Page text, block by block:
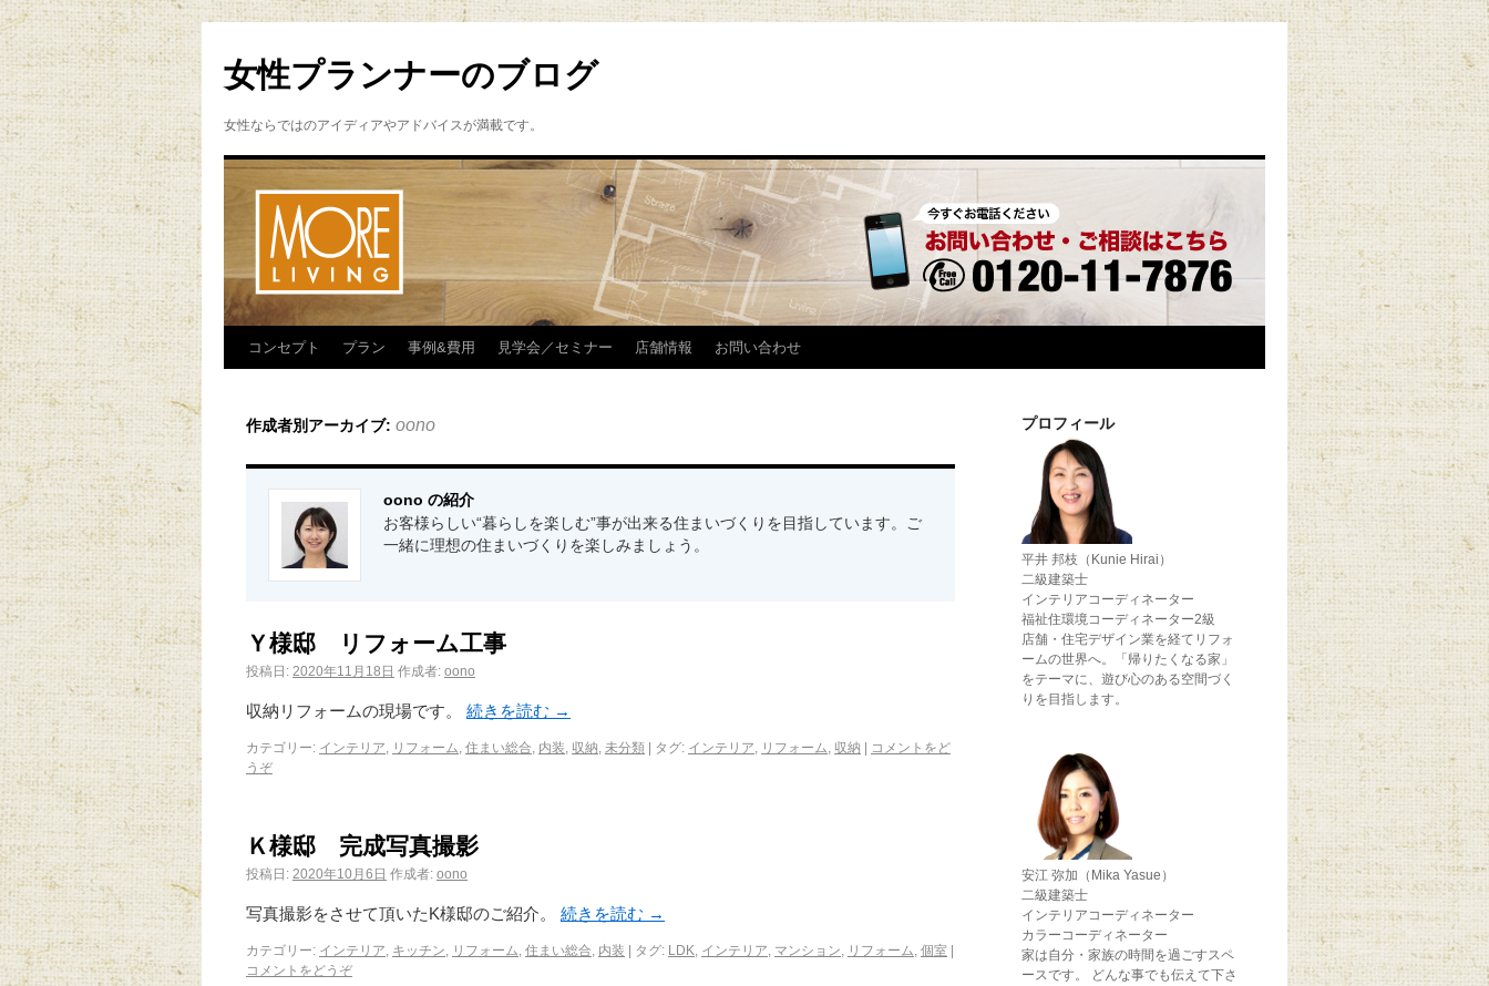
女性プランナーのブログ
女性ならではのアイディアやアドバイスが満載です。
コンセプト プラン 事例&費用 見学会／セミナー 店舗情報 お問い合わせ
作成者別アーカイブ: oono
oono の紹介
お客様らしい“暮らしを楽しむ”事が出来る住まいづくりを目指しています。ご
一緒に理想の住まいづくりを楽しみましょう。
Ｙ様邸 リフォーム工事
投稿日: 2020年11月18日 作成者: oono
収納リフォームの現場です。 続きを読む →
カテゴリー: インテリア, リフォーム, 住まい総合, 内装, 収納, 未分類 タグ: インテリア, リフォーム, 収納
コメントをど
うぞ
Ｋ様邸 完成写真撮影
投稿日: 2020年10月6日 作成者: oono
写真撮影をさせて頂いたK様邸のご紹介。 続きを読む →
カテゴリー: インテリア, キッチン, リフォーム, 住まい総合, 内装 タグ: LDK, インテリア, マンション, リフォーム, 個室
コメントをどうぞ
プロフィール
平井 邦枝（Kunie Hirai）
二級建築士
インテリアコーディネーター
福祉住環境コーディネーター2級
店舗・住宅デザイン業を経てリフォ
ームの世界へ。「帰りたくなる家」
をテーマに、遊び心のある空間づく
りを目指します。
安江 弥加（Mika Yasue）
二級建築士
インテリアコーディネーター
カラーコーディネーター
家は自分・家族の時間を過ごすスペ
ースです。 どんな事でも伝えて下さ